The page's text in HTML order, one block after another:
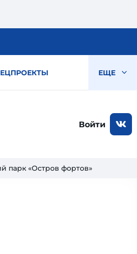
ЕЩЕ
Войти
парк «Остров фортов»